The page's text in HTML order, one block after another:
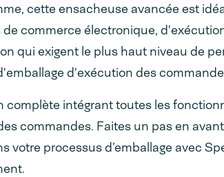
cette ensacheuse avancée est
commerce électronique,
qui exigent le plus haut niveau de
d'exécution des
complète intégrant toutes les
commandes. Faites un pas en
votre processus d’emballage avec